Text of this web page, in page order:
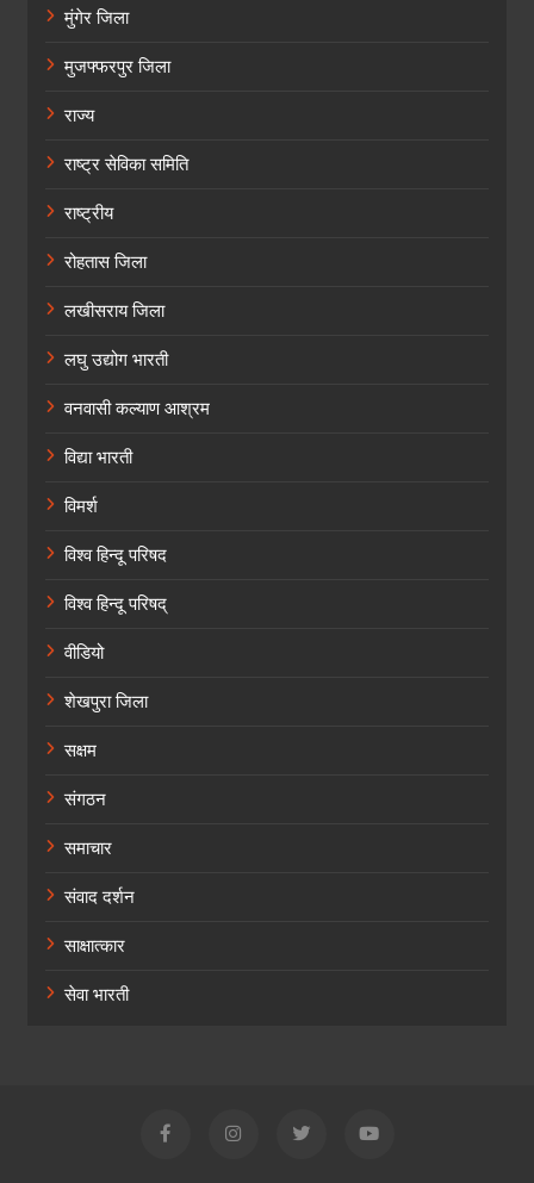
मुंगेर जिला
मुजफ्फरपुर जिला
राज्य
राष्ट्र सेविका समिति
राष्ट्रीय
रोहतास जिला
लखीसराय जिला
लघु उद्योग भारती
वनवासी कल्याण आश्रम
विद्या भारती
विमर्श
विश्व हिन्दू परिषद
विश्व हिन्दू परिषद्
वीडियो
शेखपुरा जिला
सक्षम
संगठन
समाचार
संवाद दर्शन
साक्षात्कार
सेवा भारती